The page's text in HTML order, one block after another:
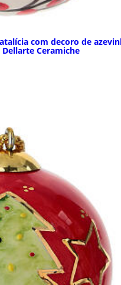
com decoro de
Ceramiche